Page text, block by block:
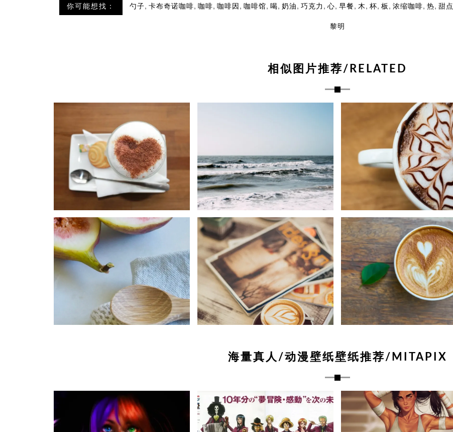
你可能想找： 勺子, 卡布奇诺咖啡, 咖啡, 咖啡因 , 咖啡馆, 喝, 奶油 , 巧克力 , 心, 早餐 , 木 , 杯, 板 , 浓缩咖啡, 热, 甜点
黎明
相似图片推荐/RELATED
海量真人/动漫壁纸壁纸推荐/MITAPIX